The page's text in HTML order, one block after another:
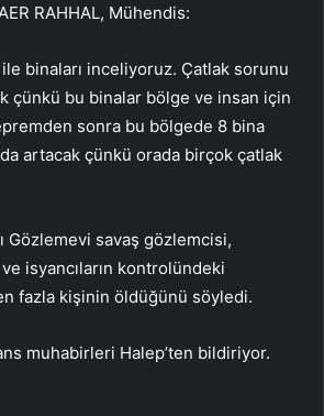
RAHHAL, Mühendis:
binaları inceliyoruz. Çatlak sorunu
çünkü bu binalar bölge ve insan için
sonra bu bölgede 8 bina
da artacak çünkü orada birçok çatlak
Gözlemevi savaş gözlemcisi,
isyancıların kontrolündeki
fazla kişinin öldüğünü söyledi.
muhabirleri Halep’ten bildiriyor.